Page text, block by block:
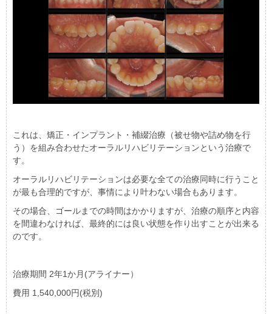
これは、矯正・インプラント・補綴治療（被せ物や詰め物を行
う）を組み合わせたオーラルリハビリテーションという治療で
す。
オーラルリハビリテーションは必要な全ての治療同時に行うこと
が最も合理的ですが、事情により叶わない場合もあります。
その場合、ゴールまでの時間はかかりますが、治療の順序と内容
を間違わなければ、最終的には良い状態を作り出すことが出来る
のです。
治療期間 2年1か月(アライナー）
費用 1,540,000円(税別)